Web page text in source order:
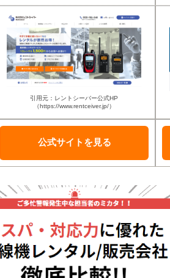
引用元：レントシーバー公式HP
（https://www.rentceiver.jp/）
公式サイトを見る